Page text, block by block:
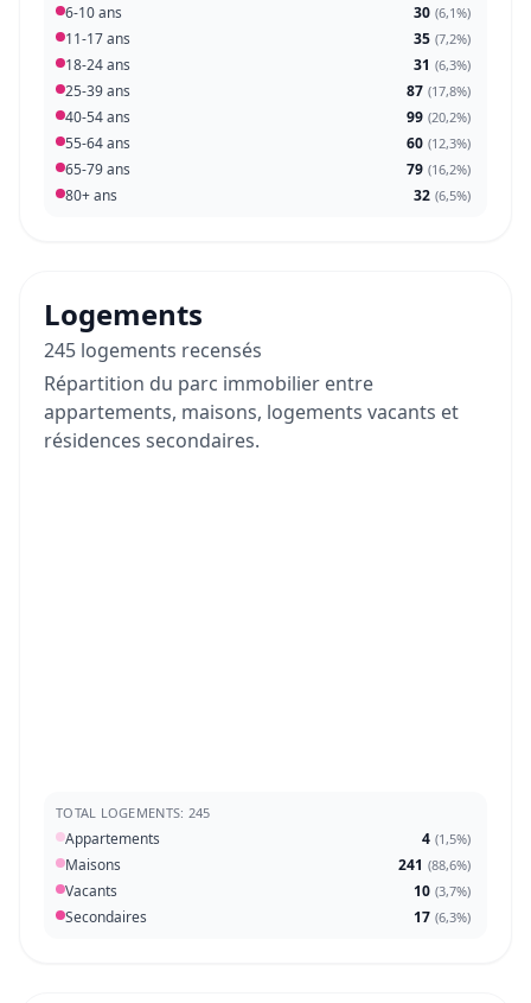
6-10 ans 30 (6,1%)
11-17 ans 35 (7,2%)
18-24 ans 31 (6,3%)
25-39 ans 87 (17,8%)
40-54 ans 99 (20,2%)
55-64 ans 60 (12,3%)
65-79 ans 79 (16,2%)
80+ ans 32 (6,5%)
Logements
245 logements recensés
Répartition du parc immobilier entre
appartements, maisons, logements vacants et
résidences secondaires.
TOTAL LOGEMENTS: 245
Appartements 4 (1,5%)
Maisons 241 (88,6%)
Vacants 10 (3,7%)
Secondaires 17 (6,3%)